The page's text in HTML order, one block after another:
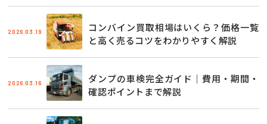
2026.03.19
コンバイン買取相場はいくら？価格一覧
と高く売るコツをわかりやすく解説
2026.03.16
ダンプの車検完全ガイド｜費用・期間・
確認ポイントまで解説